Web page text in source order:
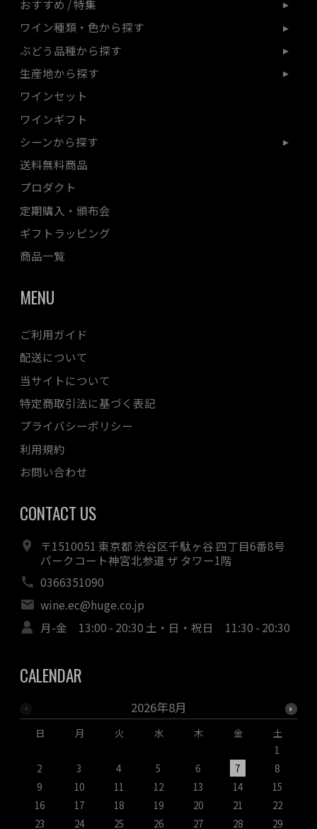
おすすめ / 特集
ワイン種類・色から探す
ぶどう品種から探す
生産地から探す
ワインセット
ワインギフト
シーンから探す
送料無料商品
プロダクト
定期購入・頒布会
ギフトラッピング
商品一覧
MENU
ご利用ガイド
配送について
当サイトについて
特定商取引法に基づく表記
プライバシーポリシー
利用規約
お問い合わせ
CONTACT US
〒1510051 東京都 渋谷区千駄ヶ谷 四丁目6番8号
パークコート神宮北参道 ザ タワー1階
0366351090
wine.ec@huge.co.jp
月-金 13:00 - 20:30 土・日・祝日 11:30 - 20:30
CALENDAR
2026年8月
日 月 火 水 木 金
土
1
2
3 4 5 6 7
8
9
10 11 12 13 14
15
16
17 18 19 20 21
22
23
24 25 26 27 28 29